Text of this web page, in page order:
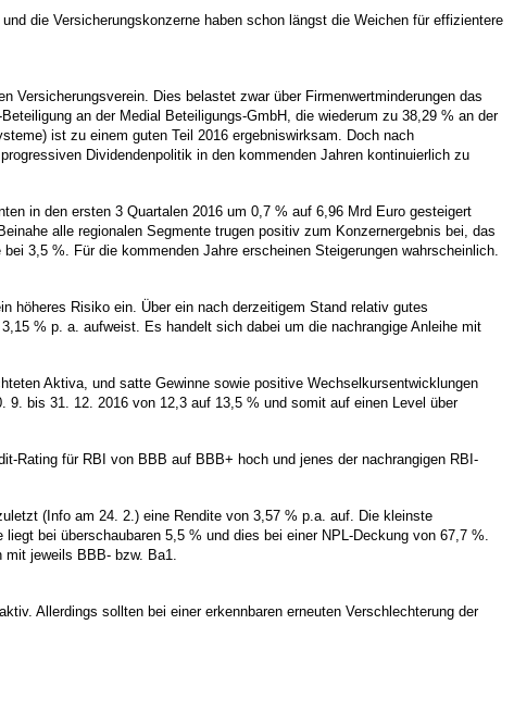
die Versicherungskonzerne haben schon längst die Weichen für effizientere
Versicherungsverein. Dies belastet zwar über Firmenwertminderungen das
an der Medial Beteiligungs-GmbH, die wiederum zu 38,29 % an der
ist zu einem guten Teil 2016 ergebniswirksam. Doch nach
Dividendenpolitik in den kommenden Jahren kontinuierlich zu
in den ersten 3 Quartalen 2016 um 0,7 % auf 6,96 Mrd Euro gesteigert
alle regionalen Segmente trugen positiv zum Konzernergebnis bei, das
3,5 %. Für die kommenden Jahre erscheinen Steigerungen wahrscheinlich.
höheres Risiko ein. Über ein nach derzeitigem Stand relativ gutes
% p. a. aufweist. Es handelt sich dabei um die nachrangige Anleihe mit
Aktiva, und satte Gewinne sowie positive Wechselkursentwicklungen
bis 31. 12. 2016 von 12,3 auf 13,5 % und somit auf einen Level über
Rating für RBI von BBB auf BBB+ hoch und jenes der nachrangigen RBI-
(Info am 24. 2.) eine Rendite von 3,57 % p.a. auf. Die kleinste
bei überschaubaren 5,5 % und dies bei einer NPL-Deckung von 67,7 %.
jeweils BBB- bzw. Ba1.
Allerdings sollten bei einer erkennbaren erneuten Verschlechterung der